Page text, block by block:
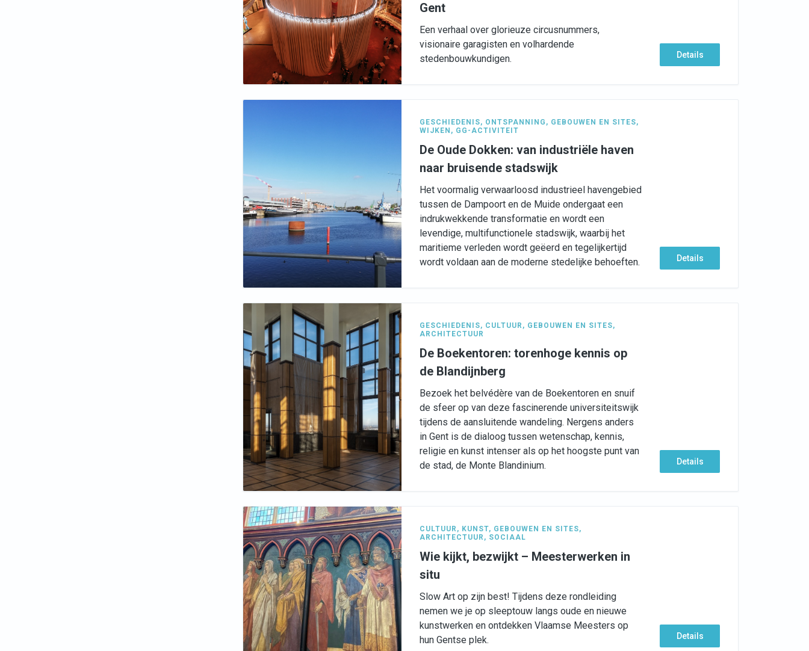
Gent
Een verhaal over glorieuze circusnummers,
visionaire garagisten en volhardende
stedenbouwkundigen.
Details
GESCHIEDENIS, ONTSPANNING , GEBOUWEN EN SITES,
WIJKEN , GG-ACTIVITEIT
De Oude Dokken: van industriële haven
naar bruisende stadswijk
Het voormalig verwaarloosd industrieel havengebied
tussen de Dampoort en de Muide ondergaat een
indrukwekkende transformatie en wordt een
levendige, multifunctionele stadswijk, waarbij het
maritieme verleden wordt geëerd en tegelijkertijd
wordt voldaan aan de moderne stedelijke behoeften.
Details
GESCHIEDENIS, CULTUUR , GEBOUWEN EN SITES,
ARCHITECTUUR
De Boekentoren: torenhoge kennis op
de Blandijnberg
Bezoek het belvédère van de Boekentoren en snuif
de sfeer op van deze fascinerende universiteitswijk
tijdens de aansluitende wandeling. Nergens anders
in Gent is de dialoog tussen wetenschap, kennis,
religie en kunst intenser als op het hoogste punt van
de stad, de Monte Blandinium.
Details
CULTUUR , KUNST, GEBOUWEN EN SITES,
ARCHITECTUUR , SOCIAAL
Wie kijkt, bezwijkt – Meesterwerken in
situ
Slow Art op zijn best! Tijdens deze rondleiding
nemen we je op sleeptouw langs oude en nieuwe
kunstwerken en ontdekken Vlaamse Meesters op
hun Gentse plek.
Details